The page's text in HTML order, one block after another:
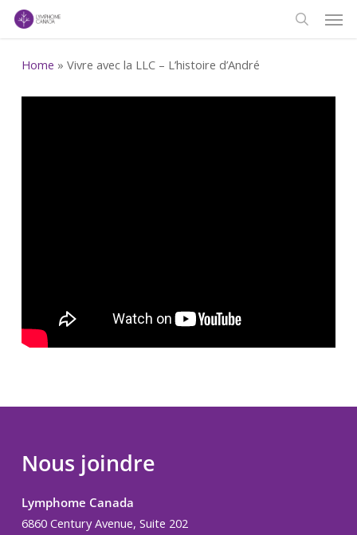
Skip
contentHome » Vivre avec la LLC – L’histoire d’André
Nous joindre
Lymphome Canada
6860 Century Avenue, Suite 202